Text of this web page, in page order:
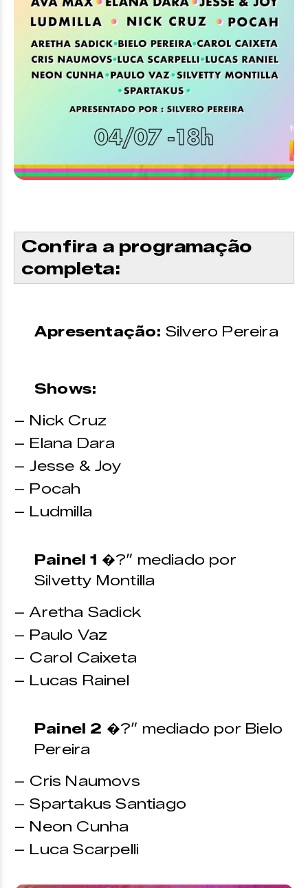
Confira a programação
completa:
Apresentação: Silvero Pereira
Shows:
– Nick Cruz
– Elana Dara
– Jesse & Joy
– Pocah
– Ludmilla
Painel 1 �?” mediado por
Silvetty Montilla
– Aretha Sadick
– Paulo Vaz
– Carol Caixeta
– Lucas Rainel
Painel 2 �?” mediado por Bielo
Pereira
– Cris Naumovs
– Spartakus Santiago
– Neon Cunha
– Luca Scarpelli